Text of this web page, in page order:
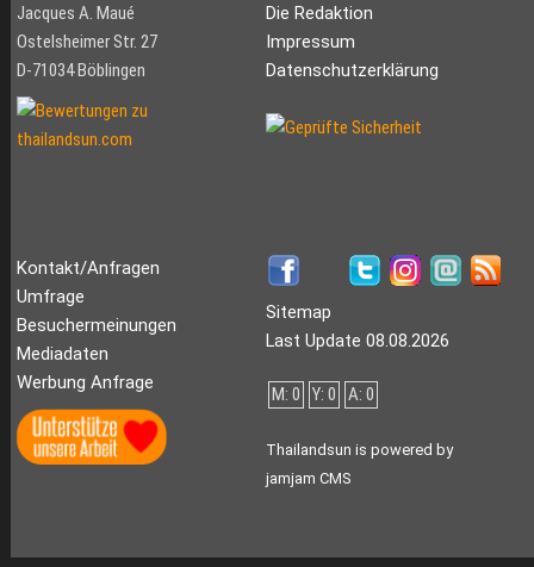
Jacques A. Maué
Ostelsheimer Str. 27
D-71034 Böblingen
Die Redaktion
Impressum
Datenschutzerklärung
Kontakt/Anfragen
Umfrage
Besuchermeinungen
Mediadaten
Werbung Anfrage
Sitemap
Last Update 08.08.2026
M: 0 Y: 0 A: 0
Thailandsun is powered by
jamjam CMS